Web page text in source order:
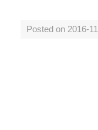
Posted on 2016-